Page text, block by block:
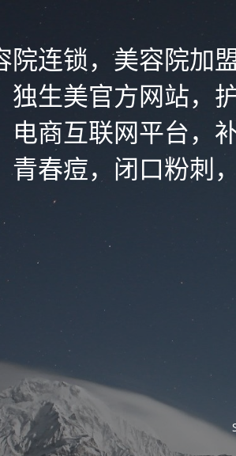
院连锁，美容院加
独生美官方网站，
电商互联网平台，
青春痘，闭口粉刺